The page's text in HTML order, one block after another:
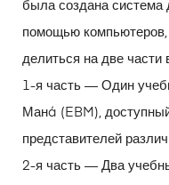
была создана система
помощью компьютеров,
делиться на две части
1-я часть — Один
Манá (EBM),
представителей
2-я часть — Два